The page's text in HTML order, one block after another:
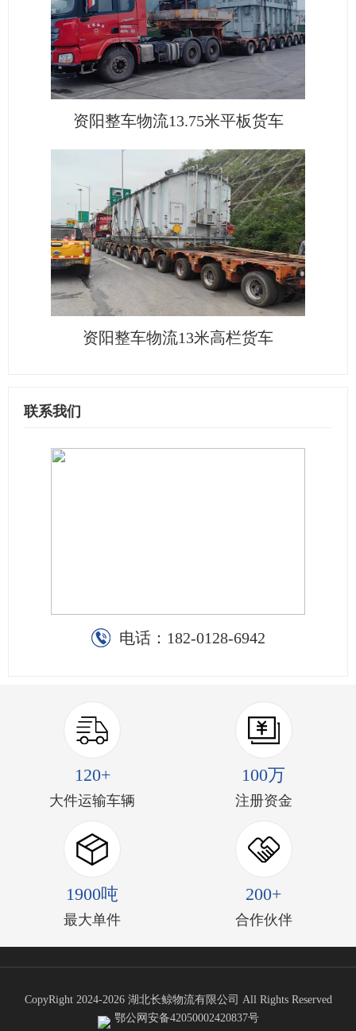
资阳整车物流13.75米平板货车
资阳整车物流13米高栏货车
联系我们
电话： 182-0128-6942
120+
大件运输车辆
100万
注册资金
1900吨
最大单件
200+
合作伙伴
CopyRight 2024-2026 湖北长鲸物流有限公司 All Rights Reserved
鄂公网安备42050002420837号